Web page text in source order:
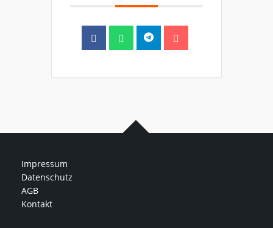
Impressum
Datenschutz
AGB
Kontakt